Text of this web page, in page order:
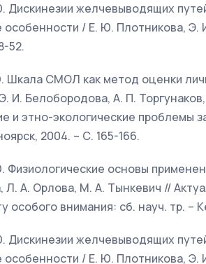
Дискинезии желчевыводящих
особенности / Е. Ю. Плотникова,
52.
Шкала СМОЛ как метод оценки
И. Белобородова, А. П.
и этно-экологические проблемы
2004. – С. 165-166.
Физиологические основы
А. Орлова, М. А. Тынкевич //
особого внимания: сб. науч. тр. –
Дискинезии желчевыводящих
особенности / Е. Ю. Плотникова,